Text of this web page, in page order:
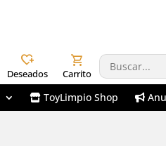
heart_plus
Deseados
shopping_cart
Carrito
ToyLimpio Shop